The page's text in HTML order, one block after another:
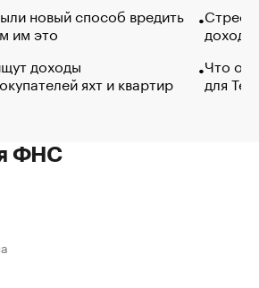
новый способ вредить
им это
доходы
яхт и квартир
Что
для
ФНС